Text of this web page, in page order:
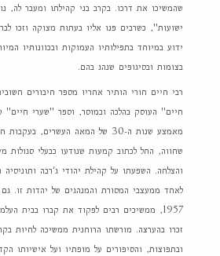
שהמשיכו את דרכו. בקרב בני קהילתו ומעבר לה,
ישועות", כשרבים פנו אליו בעתות מצוקה וזכו
ידוע במיוחד בתפילותיו העמוקות ובכוונותיו
בצומות ובסיגופים שנהג בהם.
רבי חיים חורי הותיר אחריו מספר חיבורים
חיים" העוסק בהלכה ובמוסר, וספר "שערי חיים"
מאמצע שנות ה-30 של המאה העשרים,
שחווה, החל לכתוב קמעות שנודעו כבעלי סגולות
והצלחה. השפעתו על קהילת יהודי ג'רבה
לאחד ממעצבי המסורת והמנהגים של יהדות זו.
1957, ממשיכים רבים לפקוד את קברו בבית
זכרו בהערצה. מורשתו הרוחנית ממשיכה לחיות
ובתפוצות, והסיפורים על מופתיו ועל אישיותו